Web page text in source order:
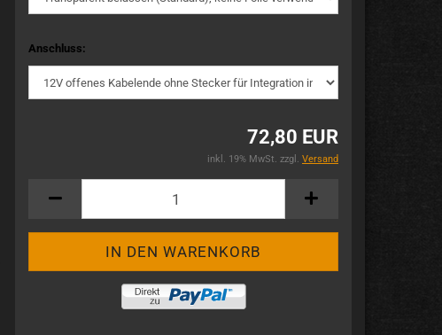
Anschluss:
72,80 EUR
inkl. 19% MwSt. zzgl. Versand